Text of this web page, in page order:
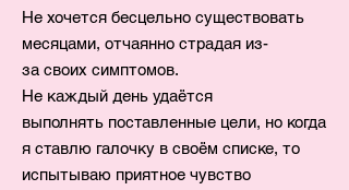
Не хочется бесцельно существовать
месяцами, отчаянно страдая из-
за своих симптомов.
Не каждый день удаётся
выполнять поставленные цели, но когда
я ставлю галочку в своём списке, то
испытываю приятное чувство